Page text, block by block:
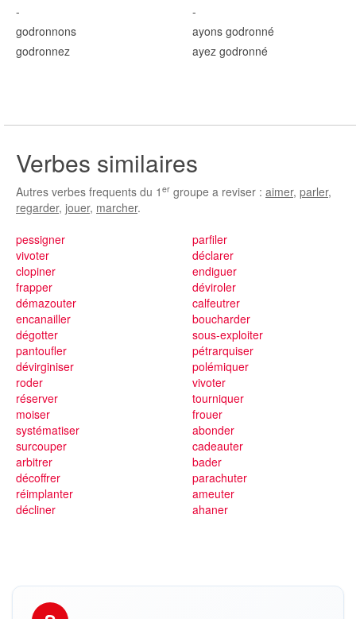
-
godronnons
godronnez
-
ayons godronné
ayez godronné
Verbes similaires
Autres verbes frequents du 1 er groupe a reviser : aimer, parler,
regarder, jouer, marcher.
pessigner
vivoter
clopiner
frapper
démazouter
encanailler
dégotter
pantoufler
dévirginiser
parfiler
déclarer
endiguer
déviroler
calfeutrer
boucharder
sous-exploiter
pétrarquiser
polémiquer
roder
réserver
moiser
systématiser
surcouper
arbitrer
décoffrer
réimplanter
décliner
vivoter
tourniquer
frouer
abonder
cadeauter
bader
parachuter
ameuter
ahaner